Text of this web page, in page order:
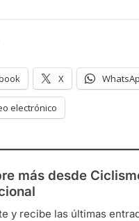
X
electrónico
más desde
y recibe las últimas